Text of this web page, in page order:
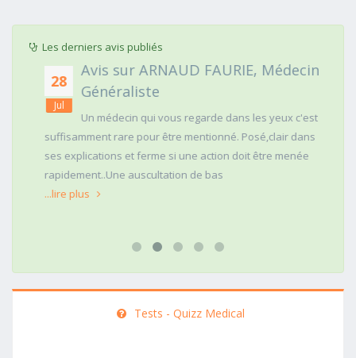
Les derniers avis publiés
28
Jul
Avis sur ARNAUD FAURIE, Médecin
Généraliste
Un médecin qui vous regarde dans les yeux c'est
suffisamment rare pour être mentionné. Posé,clair dans
ses explications et ferme si une action doit être menée
rapidement..Une auscultation de bas
...lire plus
Tests - Quizz Medical